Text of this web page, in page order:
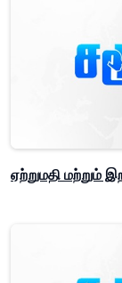
ஏற்றுமதி மற்றும்